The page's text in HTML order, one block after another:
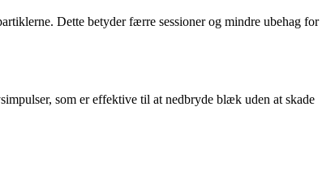
Dette betyder færre sessioner og mindre ubehag for
som er effektive til at nedbryde blæk uden at skade